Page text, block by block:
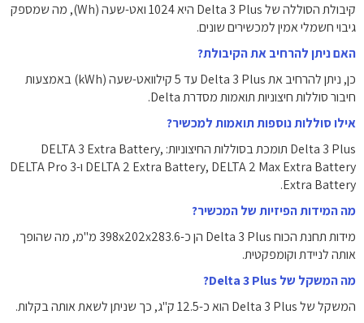
קיבולת הסוללה של Delta 3 Plus היא 1024 ואט-שעה (Wh), מה שמספק
גיבוי חשמלי אמין למכשירים שונים.
האם ניתן להרחיב את הקיבולת?
כן, ניתן להרחיב את Delta 3 Plus עד 5 קילוואט-שעה (kWh) באמצעות
חיבור סוללות חיצוניות תואמות מסדרת Delta.
אילו סוללות נוספות תואמות למכשיר?
Delta 3 Plus תומכת בסוללות החיצוניות: DELTA 3 Extra Battery,
DELTA 2 Extra Battery, DELTA 2 Max Extra Battery ו-DELTA Pro 3
Extra Battery.
מה המידות הפיזיות של המכשיר?
מידות תחנת הכוח Delta 3 Plus הן כ-398x202x283.6 מ"מ, מה שהופך
אותה לניידת וקומפקטית.
מה המשקל של Delta 3 Plus?
המשקל של Delta 3 Plus הוא כ-12.5 ק"ג, כך שניתן לשאת אותה בקלות.